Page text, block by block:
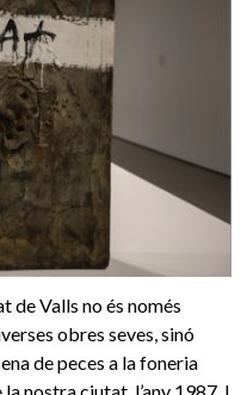
de Valls no és només
obres seves, sinó
de peces a la foneria